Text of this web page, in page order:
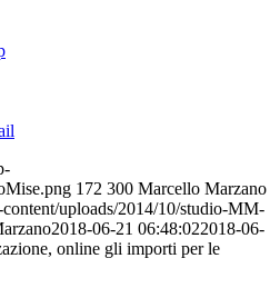
172 300 Marcello Marzano
uploads/2014/10/studio-MM-
2018-06-21 06:48:022018-06-
online gli importi per le